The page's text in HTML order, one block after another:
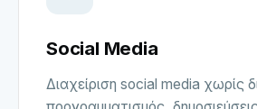
Social Media
Διαχείριση social media χωρίς